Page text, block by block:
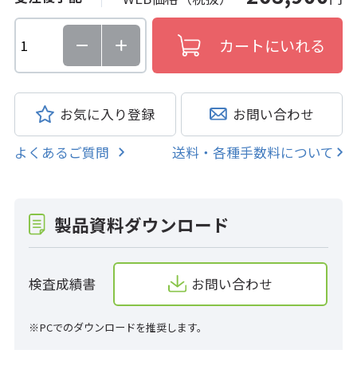
お気に入り登録 お問い合わせ
よくあるご質問 送料・各種手数料について
製品資料ダウンロード
検査成績書 お問い合わせ
※PCでのダウンロードを推奨します。